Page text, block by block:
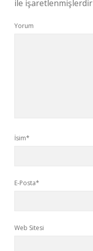
ile işaretlenmişlerdir
Yorum
İsim*
E-Posta*
Web Sitesi